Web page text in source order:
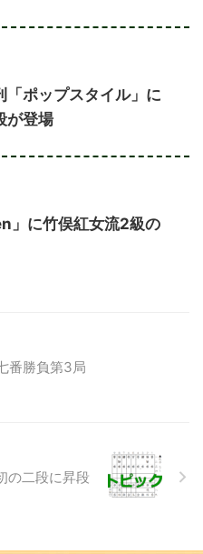
「ポップスタイル」に
が登場
」に竹俣紅女流2級の
番勝負第3局
の二段に昇段